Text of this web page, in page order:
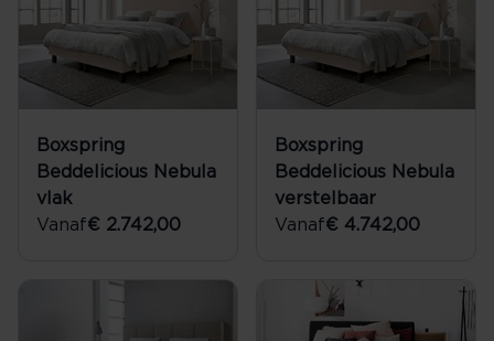
Boxspring
Beddelicious Nebula
vlak
Vanaf€ 2.742,00
Boxspring
Beddelicious Nebula
verstelbaar
Vanaf€ 4.742,00